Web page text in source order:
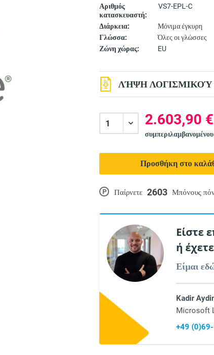
Αριθμός
κατασκευαστή:
VS7-EPL-C
Διάρκεια:
Μόνιμα έγκυρη
Γλώσσα:
Όλες οι γλώσσες
Ζώνη χώρας:
EU
P Παίρνετε 2603 Μπόνους
ΛΉΨΗ ΛΟΓΙΣΜΙΚΟΎ
2.603,90
Προσθήκη στο
Είστε
ή
Είμαι
Kadir
Microsoft
+49